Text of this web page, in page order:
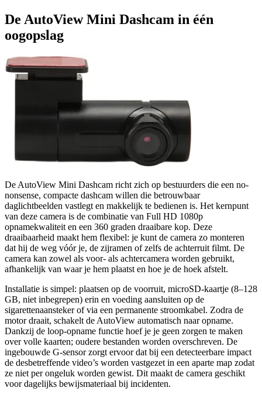
De AutoView Mini Dashcam in één
oogopslag
De AutoView Mini Dashcam richt zich op bestuurders die een no-
nonsense, compacte dashcam willen die betrouwbaar
daglichtbeelden vastlegt en makkelijk te bedienen is. Het kernpunt
van deze camera is de combinatie van Full HD 1080p
opnamekwaliteit en een 360 graden draaibare kop. Deze
draaibaarheid maakt hem flexibel: je kunt de camera zo monteren
dat hij de weg vóór je, de zijramen of zelfs de achterruit filmt. De
camera kan zowel als voor- als achtercamera worden gebruikt,
afhankelijk van waar je hem plaatst en hoe je de hoek afstelt.
Installatie is simpel: plaatsen op de voorruit, microSD-kaartje (8–128
GB, niet inbegrepen) erin en voeding aansluiten op de
sigarettenaansteker of via een permanente stroomkabel. Zodra de
motor draait, schakelt de AutoView automatisch naar opname.
Dankzij de loop-opname functie hoef je je geen zorgen te maken
over volle kaarten; oudere bestanden worden overschreven. De
ingebouwde G-sensor zorgt ervoor dat bij een detecteerbare impact
de desbetreffende video’s worden vastgezet in een aparte map zodat
ze niet per ongeluk worden gewist. Dit maakt de camera geschikt
voor dagelijks bewijsmateriaal bij incidenten.